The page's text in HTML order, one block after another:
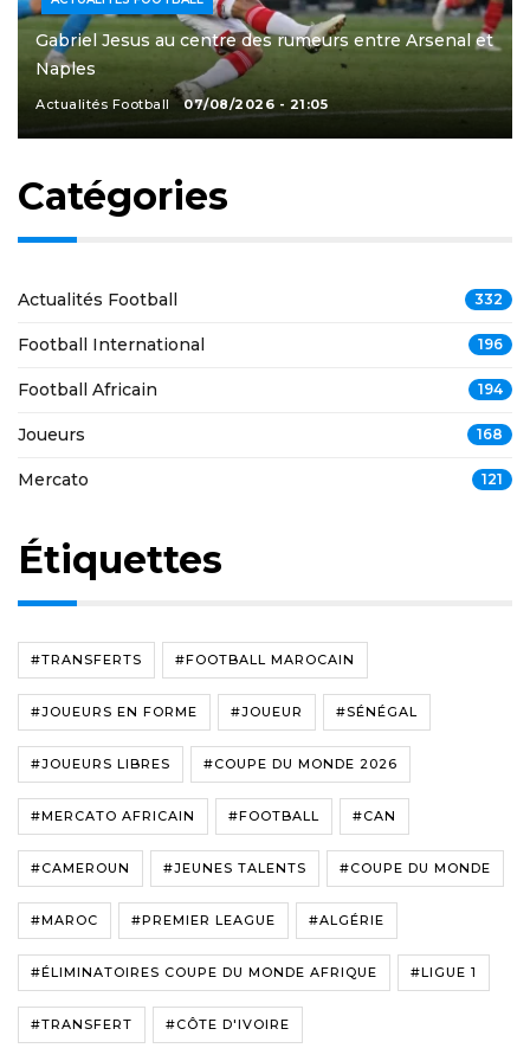
Gabriel Jesus au centre des rumeurs entre Arsenal et
Naples
Actualités Football 07/08/2026 - 21:05
Catégories
Actualités Football 332
Football International 196
Football Africain 194
Joueurs 168
Mercato 121
Étiquettes
#TRANSFERTS #FOOTBALL MAROCAIN
#JOUEURS EN FORME #JOUEUR #SÉNÉGAL
#JOUEURS LIBRES #COUPE DU MONDE 2026
#MERCATO AFRICAIN #FOOTBALL #CAN
#CAMEROUN #JEUNES TALENTS #COUPE DU MONDE
#MAROC #PREMIER LEAGUE #ALGÉRIE
#ÉLIMINATOIRES COUPE DU MONDE AFRIQUE #LIGUE 1
#TRANSFERT #CÔTE D'IVOIRE